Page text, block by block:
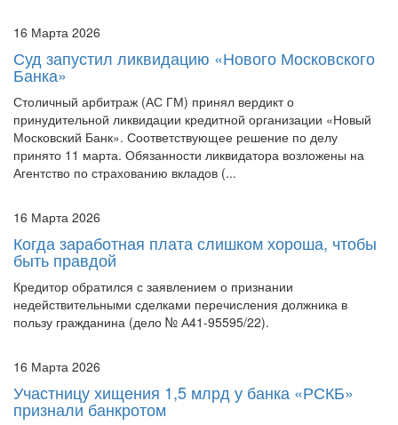
16 Марта 2026
Суд запустил ликвидацию «Нового Московского
Банка»
Столичный арбитраж (АС ГМ) принял вердикт о
принудительной ликвидации кредитной организации «Новый
Московский Банк». Соответствующее решение по делу
принято 11 марта. Обязанности ликвидатора возложены на
Агентство по страхованию вкладов (...
16 Марта 2026
Когда заработная плата слишком хороша, чтобы
быть правдой
Кредитор обратился с заявлением о признании
недействительными сделками перечисления должника в
пользу гражданина (дело № А41-95595/22).
16 Марта 2026
Участницу хищения 1,5 млрд у банка «РСКБ»
признали банкротом